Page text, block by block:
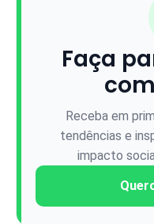
Faça
Receba em
tendências e
impacto